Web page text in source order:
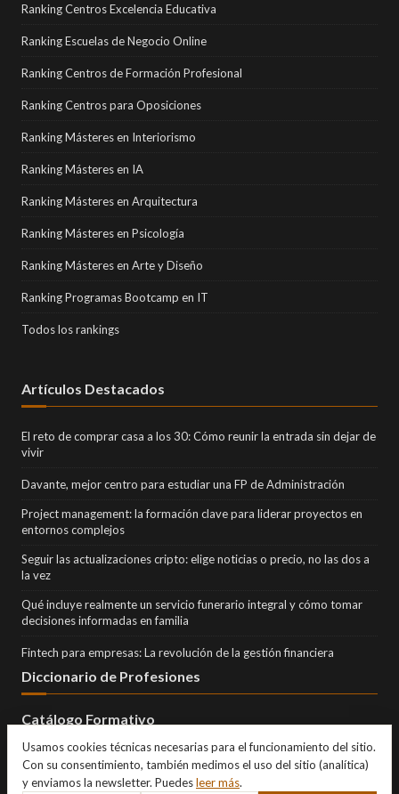
Ranking Centros Excelencia Educativa
Ranking Escuelas de Negocio Online
Ranking Centros de Formación Profesional
Ranking Centros para Oposiciones
Ranking Másteres en Interiorismo
Ranking Másteres en IA
Ranking Másteres en Arquitectura
Ranking Másteres en Psicología
Ranking Másteres en Arte y Diseño
Ranking Programas Bootcamp en IT
Todos los rankings
Artículos Destacados
El reto de comprar casa a los 30: Cómo reunir la entrada sin dejar de
vivir
Davante, mejor centro para estudiar una FP de Administración
Project management: la formación clave para liderar proyectos en
entornos complejos
Seguir las actualizaciones cripto: elige noticias o precio, no las dos a
la vez
Qué incluye realmente un servicio funerario integral y cómo tomar
decisiones informadas en familia
Fintech para empresas: La revolución de la gestión financiera
Diccionario de Profesiones
Catálogo Formativo
Usamos cookies técnicas necesarias para el funcionamiento del sitio.
Con su consentimiento, también medimos el uso del sitio (analítica)
y enviamos la newsletter. Puedesleer más.